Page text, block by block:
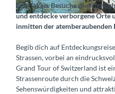
© Tourismus-Organisation Interlaken, Interlaken
Interlaken. Besuche die
und entdecke verborgene Orte
inmitten der atemberaubenden
Begib dich auf
Strassen, vorbei an
Grand Tour of Switzerland ist
Strassenroute durch die
Sehenswürdigkeiten und